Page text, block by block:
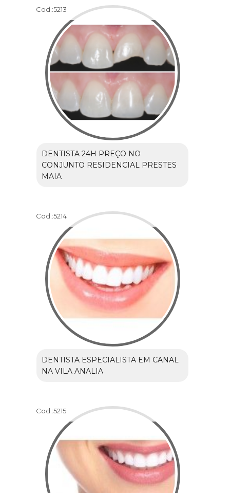
Cod.:5213
DENTISTA 24H PREÇO NO
CONJUNTO RESIDENCIAL PRESTES
MAIA
Cod.:5214
DENTISTA ESPECIALISTA EM CANAL
NA VILA ANALIA
Cod.:5215